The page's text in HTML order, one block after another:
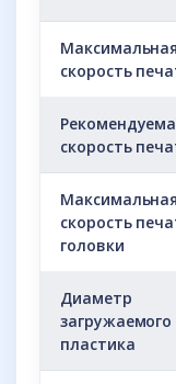
Максимальная
скорость
скорость
Максимальная
скорость
головки
Диаметр
загружаемого
пластика